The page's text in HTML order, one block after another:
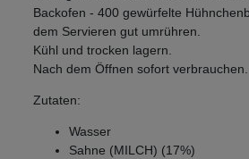
Backofen - 400 gewürfelte
dem Servieren gut umrühren.
Kühl und trocken lagern.
Nach dem Öffnen sofort verbrauchen.
Zutaten:
Wasser
Sahne (MILCH) (17%)